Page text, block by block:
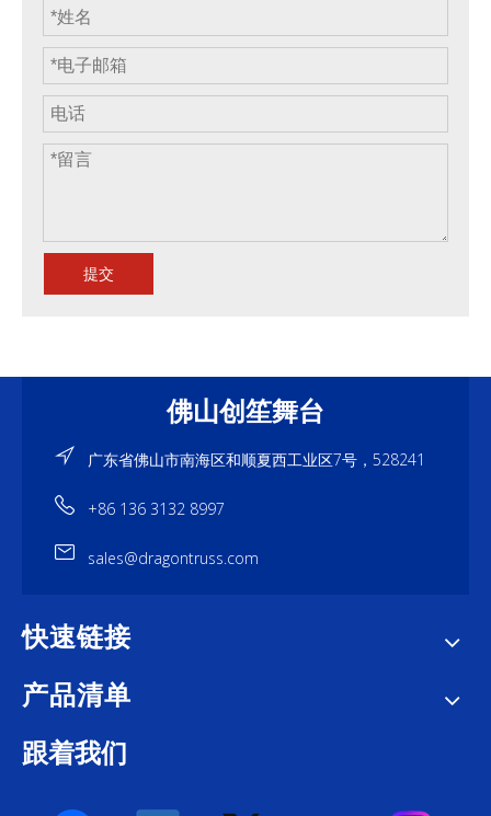
提交
佛山创笙舞台
广东省佛山市南海区和顺夏西工业区7号，528241
+86 136 3132 8997
sales@dragontruss.com
快速链接
产品清单
跟着我们